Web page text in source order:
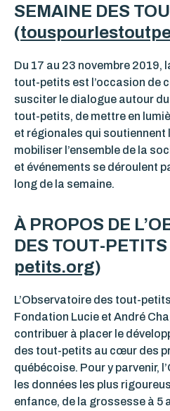
SEMAINE DES
(
Du 17 au 23 novembre 2019,
tout-petits est l’occasion de
susciter le dialogue autour
tout-petits, de mettre en
et régionales qui soutiennent
mobiliser l’ensemble de la
et événements se déroulent
long de la semaine.
À PROPOS DE
DES TOUT-PETITS
petits.org)
L’Observatoire des tout-
Fondation Lucie et André
contribuer à placer le
des tout-petits au cœur des
québécoise. Pour y parvenir,
les données les plus
enfance, de la grossesse à 5